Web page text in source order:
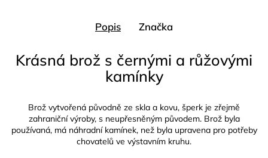
Popis Značka
Krásná brož s černými a růžovými
kamínky
Brož vytvořená původně ze skla a kovu, šperk je zřejmě
zahraniční výroby, s neupřesněným původem. Brož byla
používaná, má náhradní kamínek, než byla upravena pro potřeby
chovatelů ve výstavním kruhu.